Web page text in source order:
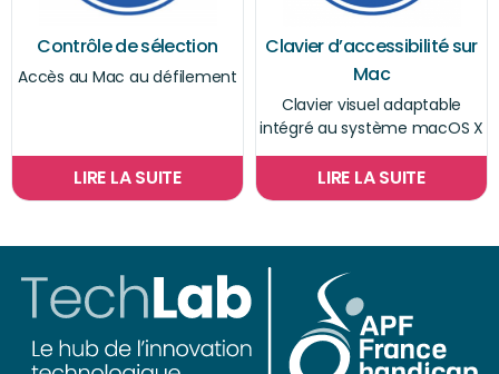
Contrôle de sélection
Accès au Mac au défilement
LIRE LA SUITE
Clavier d’accessibilité sur
Mac
Clavier visuel adaptable
intégré au système macOS X
LIRE LA SUITE